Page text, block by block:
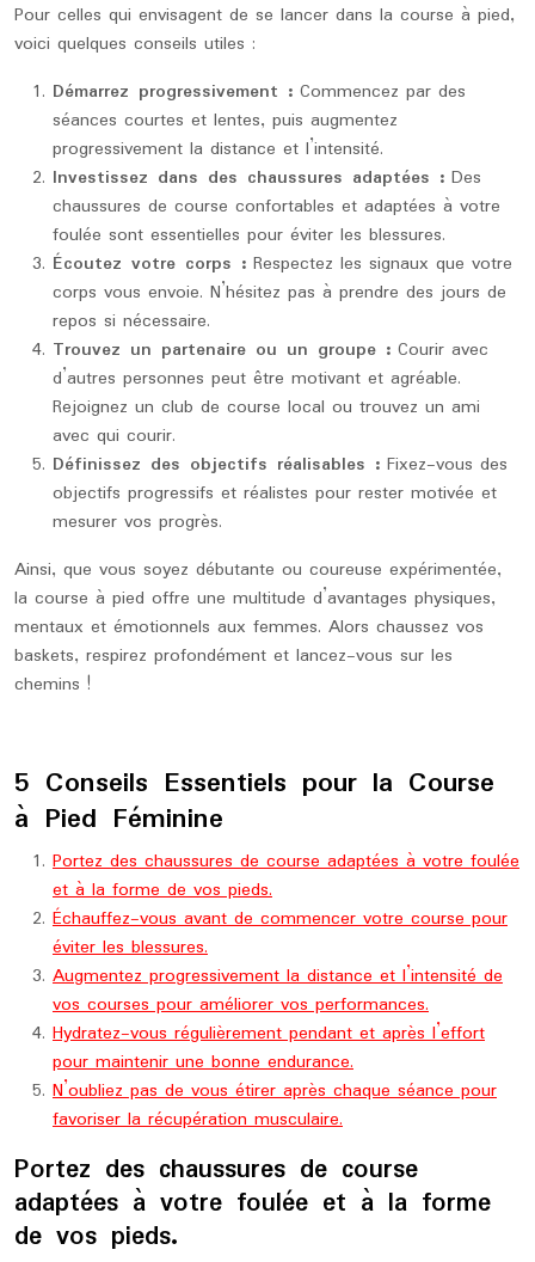
Pour celles qui envisagent de se lancer dans la course à pied,
voici quelques conseils utiles :
Démarrez progressivement : Commencez par des
séances courtes et lentes, puis augmentez
progressivement la distance et l’intensité.
Investissez dans des chaussures adaptées : Des
chaussures de course confortables et adaptées à votre
foulée sont essentielles pour éviter les blessures.
Écoutez votre corps : Respectez les signaux que votre
corps vous envoie. N’hésitez pas à prendre des jours de
repos si nécessaire.
Trouvez un partenaire ou un groupe : Courir avec
d’autres personnes peut être motivant et agréable.
Rejoignez un club de course local ou trouvez un ami
avec qui courir.
Définissez des objectifs réalisables : Fixez-vous des
objectifs progressifs et réalistes pour rester motivée et
mesurer vos progrès.
Ainsi, que vous soyez débutante ou coureuse expérimentée,
la course à pied offre une multitude d’avantages physiques,
mentaux et émotionnels aux femmes. Alors chaussez vos
baskets, respirez profondément et lancez-vous sur les
chemins !
5 Conseils Essentiels pour la Course
à Pied Féminine
Portez des chaussures de course adaptées à votre foulée
et à la forme de vos pieds.
Échauffez-vous avant de commencer votre course pour
éviter les blessures.
Augmentez progressivement la distance et l’intensité de
vos courses pour améliorer vos performances.
Hydratez-vous régulièrement pendant et après l’effort
pour maintenir une bonne endurance.
N’oubliez pas de vous étirer après chaque séance pour
favoriser la récupération musculaire.
Portez des chaussures de course
adaptées à votre foulée et à la forme
de vos pieds.